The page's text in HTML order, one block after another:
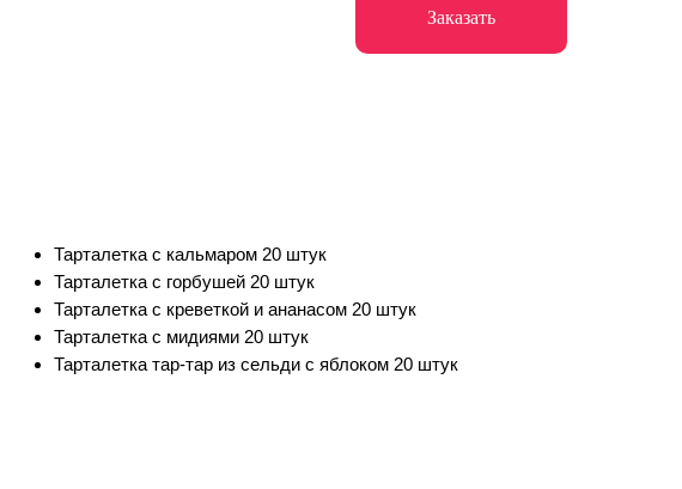
Заказать
Тарталетка с кальмаром 20 штук
Тарталетка с горбушей 20 штук
Тарталетка с креветкой и ананасом 20 штук
Тарталетка с мидиями 20 штук
Тарталетка тар-тар из сельди с яблоком 20 штук